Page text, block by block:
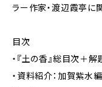
ラー作家・渡辺霞亭に
目次
・『土の香』総目次
・資料紹介：加賀紫水